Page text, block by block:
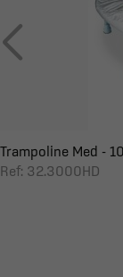
Trampoline Med -
Ref: 32.3000HD